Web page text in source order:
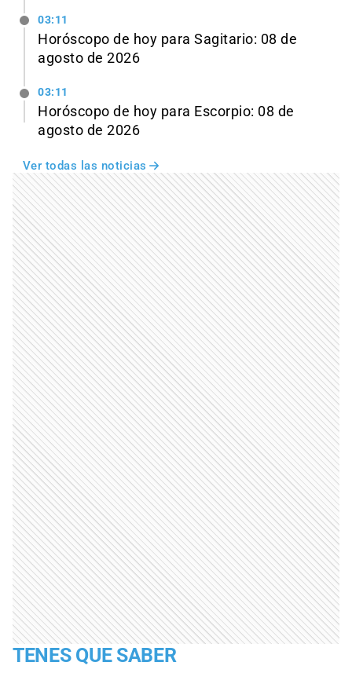
03:11
Horóscopo de hoy para Sagitario: 08 de
agosto de 2026
03:11
Horóscopo de hoy para Escorpio: 08 de
agosto de 2026
Ver todas las noticias
TENES QUE SABER